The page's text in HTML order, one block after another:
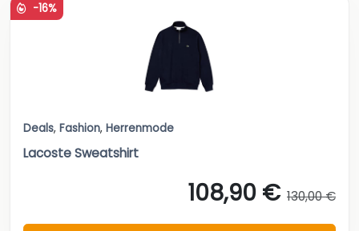
-16%
Deals, Fashion, Herrenmode
Lacoste Sweatshirt
108,90 € 130,00 €